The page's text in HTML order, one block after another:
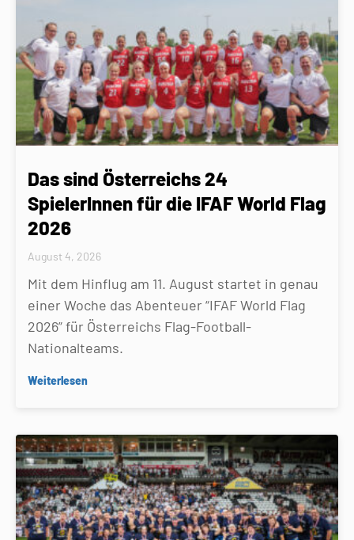
Das sind Österreichs 24
SpielerInnen für die IFAF World Flag
2026
August 4, 2026
Mit dem Hinflug am 11. August startet in genau
einer Woche das Abenteuer “IFAF World Flag
2026” für Österreichs Flag-Football-
Nationalteams.
Weiterlesen